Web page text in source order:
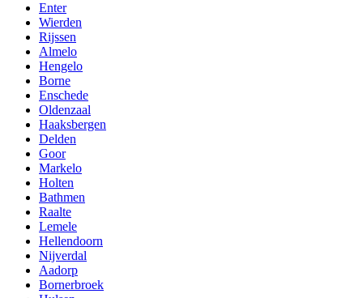
Enter
Wierden
Rijssen
Almelo
Hengelo
Borne
Enschede
Oldenzaal
Haaksbergen
Delden
Goor
Markelo
Holten
Bathmen
Raalte
Lemele
Hellendoorn
Nijverdal
Aadorp
Bornerbroek